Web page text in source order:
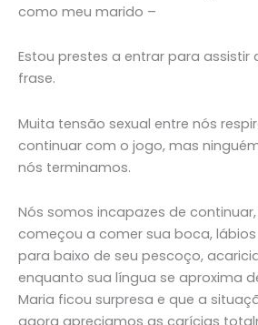
como meu marido –
Estou prestes a entrar para assistir
frase.
Muita tensão sexual entre nós
continuar com o jogo, mas
nós terminamos.
Nós somos incapazes de
começou a comer sua boca,
para baixo de seu pescoço,
enquanto sua língua se aproxima
Maria ficou surpresa e que a